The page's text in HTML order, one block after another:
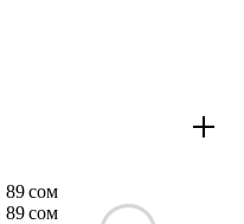
89 сом
89 сом